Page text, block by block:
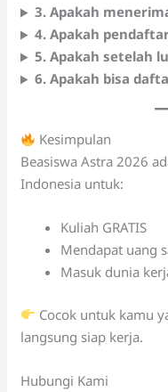
3. Apakah
4. Apakah
5. Apakah setelah
6. Apakah bisa
Kesimpulan
Beasiswa Astra 2026
Indonesia untuk:
Kuliah GRATIS
Mendapat uang
Masuk dunia
Cocok untuk kamu
langsung siap kerja.
Hubungi Kami